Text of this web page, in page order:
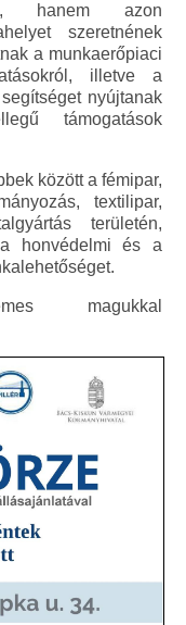
hanem azon
szeretnének
a munkaerőpiaci
illetve a
nyújtanak
támogatások
között a fémipar,
textilipar,
területén,
a honvédelmi és a
magukkal